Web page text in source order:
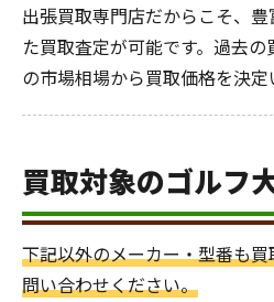
出張買取専門店だからこそ、
た買取査定が可能です。過去
の市場相場から買取価格を決定
買取対象のゴルフ
下記以外のメーカー・型番も
問い合わせください。